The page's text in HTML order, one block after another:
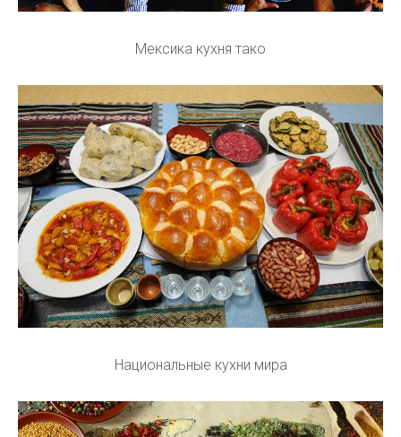
Мексика кухня тако
Национальные кухни мира